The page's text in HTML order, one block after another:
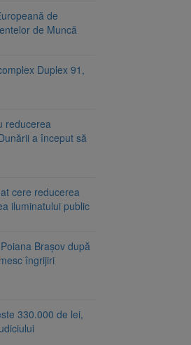
de
de Muncă
Duplex 91,
reducerea
a început să
cere reducerea
iluminatului public
Brașov după
îngrijiri
330.000 de lei,